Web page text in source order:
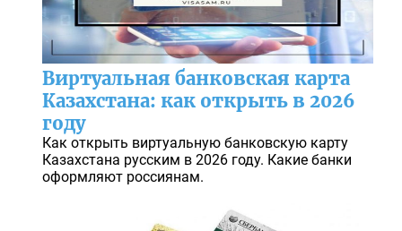
Виртуальная банковская карта
Казахстана: как открыть в 2026
году
Как открыть виртуальную банковскую карту
Казахстана русским в 2026 году. Какие банки
оформляют россиянам.